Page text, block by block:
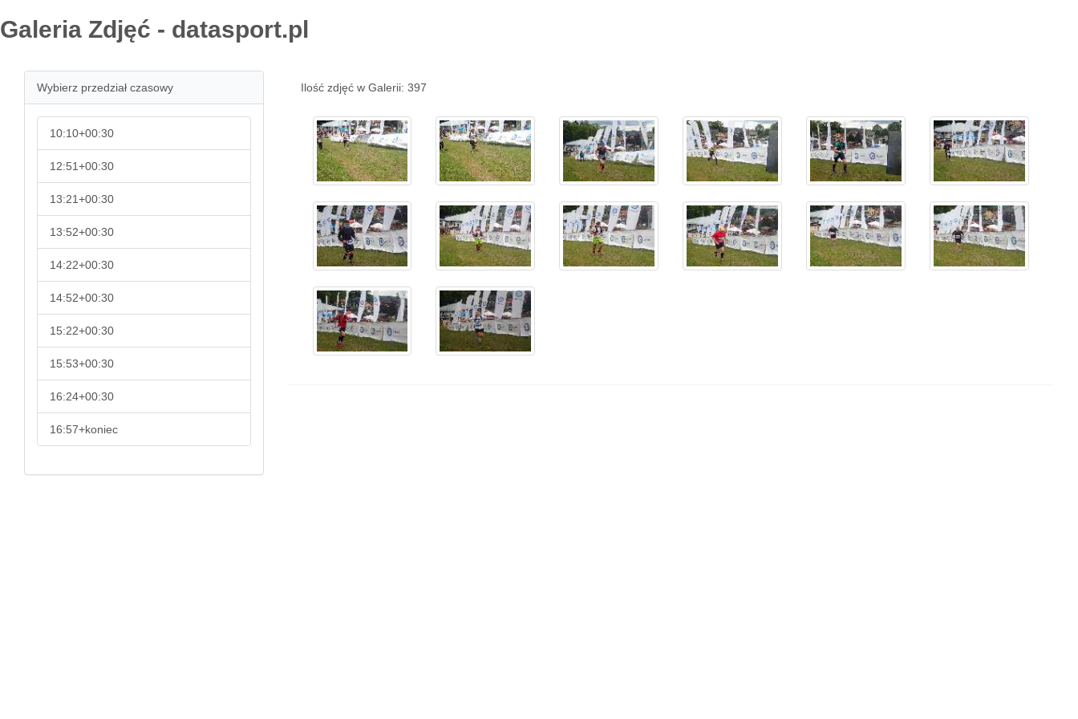
Galeria Zdjęć - datasport.pl
Wybierz przedział czasowy
10:10+00:30
12:51+00:30
13:21+00:30
13:52+00:30
14:22+00:30
14:52+00:30
15:22+00:30
15:53+00:30
16:24+00:30
16:57+koniec
Ilość zdjęć w Galerii: 397